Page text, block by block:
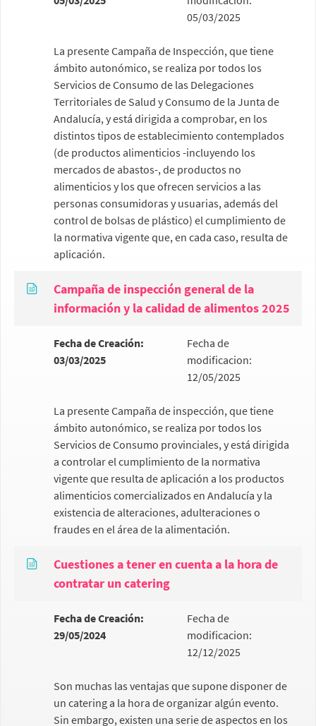
05/03/2025
La presente Campaña de Inspección, que tiene
ámbito autonómico, se realiza por todos los
Servicios de Consumo de las Delegaciones
Territoriales de Salud y Consumo de la Junta de
Andalucía, y está dirigida a comprobar, en los
distintos tipos de establecimiento contemplados
(de productos alimenticios -incluyendo los
mercados de abastos-, de productos no
alimenticios y los que ofrecen servicios a las
personas consumidoras y usuarias, además del
control de bolsas de plástico) el cumplimiento de
la normativa vigente que, en cada caso, resulta de
aplicación.
Campaña de inspección general de la
información y la calidad de alimentos 2025
Fecha de Creación:
03/03/2025
Fecha de
modificacion:
12/05/2025
La presente Campaña de inspección, que tiene
ámbito autonómico, se realiza por todos los
Servicios de Consumo provinciales, y está dirigida
a controlar el cumplimiento de la normativa
vigente que resulta de aplicación a los productos
alimenticios comercializados en Andalucía y la
existencia de alteraciones, adulteraciones o
fraudes en el área de la alimentación.
Cuestiones a tener en cuenta a la hora de
contratar un catering
Fecha de Creación:
29/05/2024
Fecha de
modificacion:
12/12/2025
Son muchas las ventajas que supone disponer de
un catering a la hora de organizar algún evento.
Sin embargo, existen una serie de aspectos en los